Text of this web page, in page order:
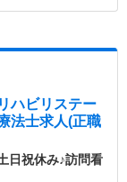
ハビリステー
法士求人(正職
日祝休み♪訪問看